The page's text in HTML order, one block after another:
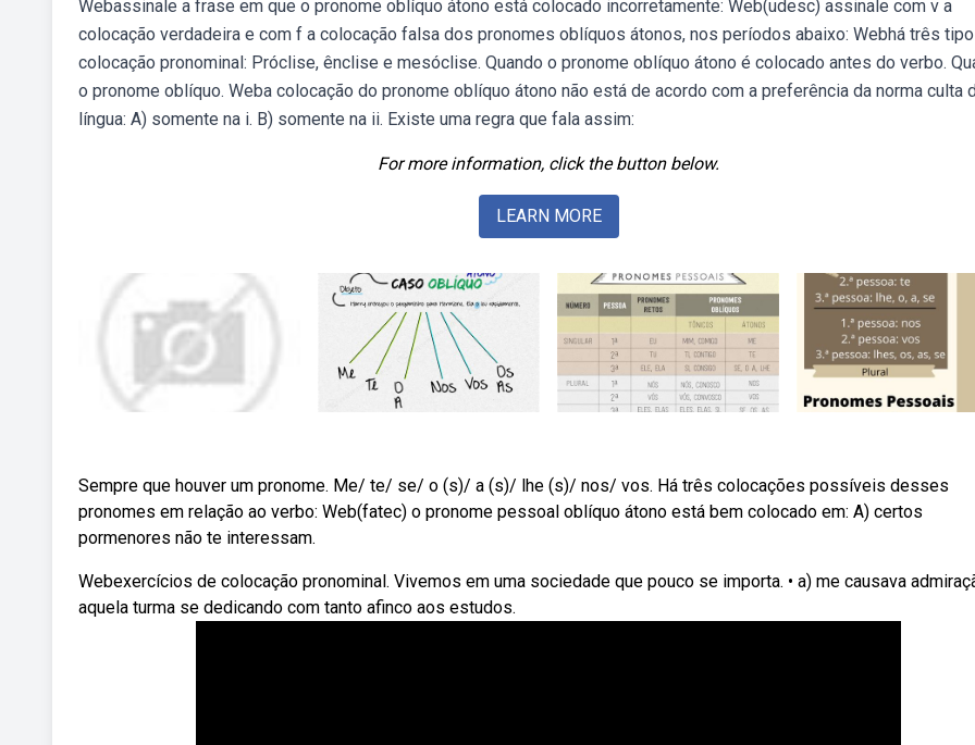
Webassinale a frase em que o pronome oblíquo átono está colocado incorretamente: Web(udesc) assinale com v a
colocação verdadeira e com f a colocação falsa dos pronomes oblíquos átonos, nos períodos abaixo: Webhá três
colocação pronominal: Próclise, ênclise e mesóclise. Quando o pronome oblíquo átono é colocado antes do verbo.
o pronome oblíquo. Weba colocação do pronome oblíquo átono não está de acordo com a preferência da norma culta
língua: A) somente na i. B) somente na ii. Existe uma regra que fala assim:
For more information, click the button below.
LEARN MORE
Sempre que houver um pronome. Me/ te/ se/ o (s)/ a (s)/ lhe (s)/ nos/ vos. Há três colocações possíveis desses
pronomes em relação ao verbo: Web(fatec) o pronome pessoal oblíquo átono está bem colocado em: A) certos
pormenores não te interessam.
Webexercícios de colocação pronominal. Vivemos em uma sociedade que pouco se importa. • a) me causava
aquela turma se dedicando com tanto afinco aos estudos.